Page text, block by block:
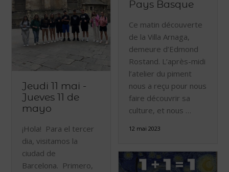
Pays Basque
Ce matin découverte
de la Villa Arnaga,
demeure d’Edmond
Rostand. L’après-midi
l’atelier du piment
nous a reçu pour nous
faire découvrir sa
culture, et nous …
12 mai 2023
Jeudi 11 mai -
Jueves 11 de
mayo
¡Hola! Para el tercer
dia, visitamos la
ciudad de
Barcelona. Primero,